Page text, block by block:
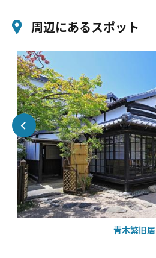
周辺にあるスポット
青木繁旧居